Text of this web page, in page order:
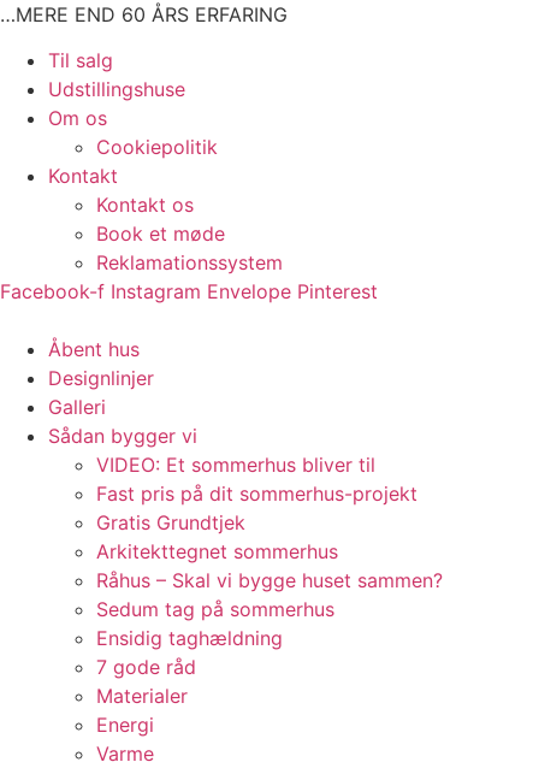
Videre
indhold
…MERE END 60 ÅRS ERFARING
Main
Menu
Til salg
Udstillingshuse
Om os
Cookiepolitik
Kontakt
Kontakt os
Book et møde
Reklamationssystem
Facebook-f Instagram Envelope Pinterest
Main
Menu
Åbent hus
Designlinjer
Galleri
Sådan bygger vi
VIDEO: Et sommerhus bliver til
Fast pris på dit sommerhus-projekt
Gratis Grundtjek
Arkitekttegnet sommerhus
Råhus – Skal vi bygge huset sammen?
Sedum tag på sommerhus
Ensidig taghældning
7 gode råd
Materialer
Energi
Varme